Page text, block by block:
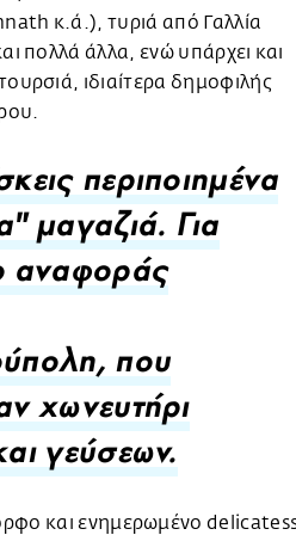
κ.ά.), τυριά από Γαλλία
πολλά άλλα, ενώ υπάρχει και
ιδιαίτερα δημοφιλής
περιποιημένα
μαγαζιά. Για
αναφοράς
που
χωνευτήρι
γεύσεων.